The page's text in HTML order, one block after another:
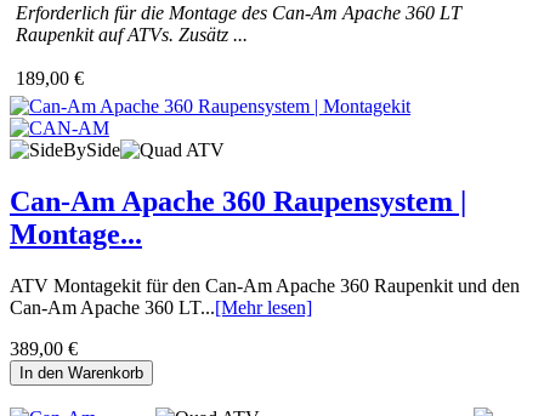
Erforderlich für die Montage des Can-Am Apache 360 LT
Raupenkit auf ATVs. Zusätz ...
189,00 €
Can-Am Apache 360 Raupensystem |
Montage...
ATV Montagekit für den Can-Am Apache 360 Raupenkit und den
Can-Am Apache 360 LT...[Mehr lesen]
389,00 €
In den Warenkorb